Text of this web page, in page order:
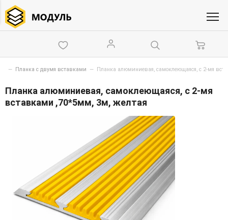
— Планка с двумя вставками —
Планка алюминиевая, самоклеющаяся, с 2-мя
вставками ,70*5мм, 3м, желтая